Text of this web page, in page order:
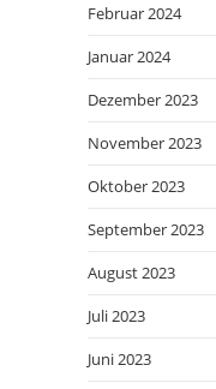
Februar 2024
Januar 2024
Dezember 2023
November 2023
Oktober 2023
September 2023
August 2023
Juli 2023
Juni 2023